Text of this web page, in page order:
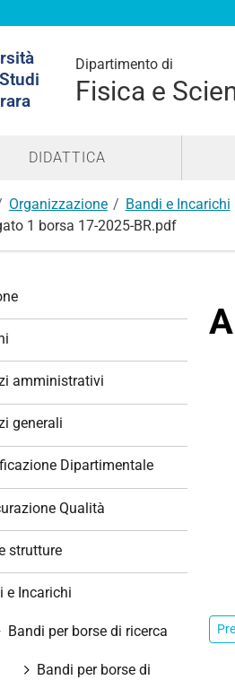
Dipartimento di
Fisica e
DIDATTICA
Organizzazione Bandi e Incarichi
1 borsa 17-2025-BR.pdf
amministrativi
generali
Dipartimentale
Qualità
strutture
e Incarichi
Bandi per borse di ricerca
Bandi per borse di